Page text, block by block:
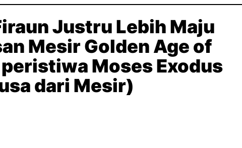
Justru Lebih Maju
Mesir Golden Age of
Moses Exodus
dari Mesir)